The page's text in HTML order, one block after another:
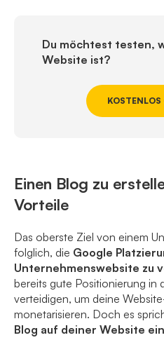
Du möchtest testen,
Website ist?
KOSTENLOS
Einen Blog zu
Vorteile
Das oberste Ziel von einem
folglich, die Google
Unternehmenswebsite zu
bereits gute Positionierung in
verteidigen, um deine
monetarisieren. Doch es
Blog auf deiner Website